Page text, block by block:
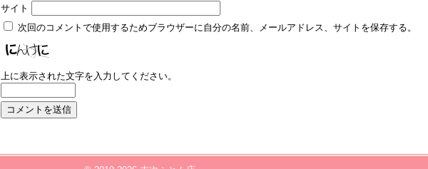
サイト
次回のコメントで使用するためブラウザーに自分の名前、メールアドレス、サイトを保存する。
上に表示された文字を入力してください。